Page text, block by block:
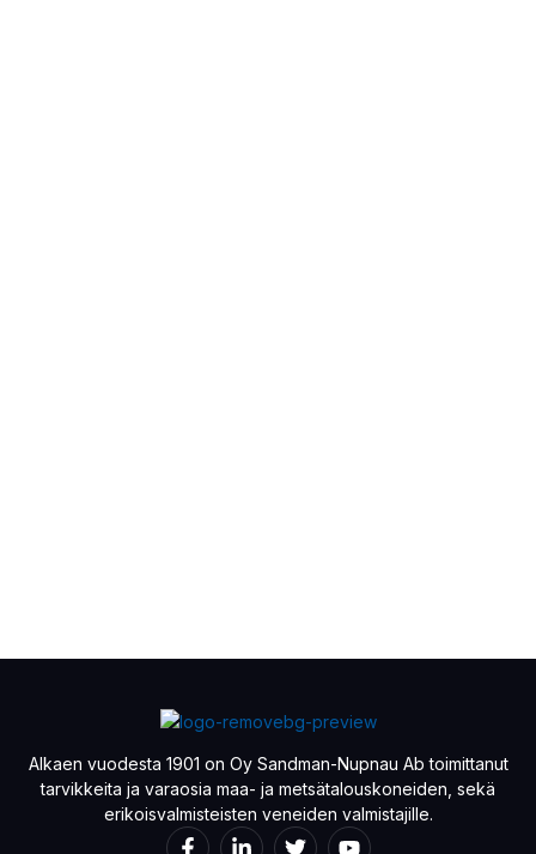
Alkaen vuodesta 1901 on Oy Sandman-Nupnau Ab toimittanut
tarvikkeita ja varaosia maa- ja metsätalouskoneiden, sekä
erikoisvalmisteisten veneiden valmistajille.